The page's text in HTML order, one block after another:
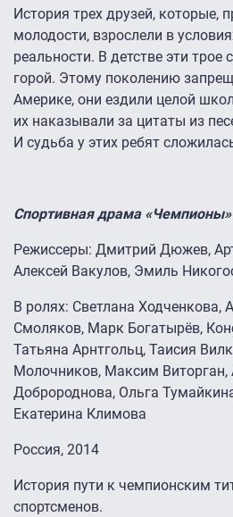
История трех друзей, которые,
молодости, взрослели в
реальности. В детстве эти трое
горой. Этому поколению
Америке, они ездили целой
их наказывали за цитаты из
И судьба у этих ребят
Спортивная драма «Чемпионы»
Режиссеры: Дмитрий Дюжев,
Алексей Вакулов, Эмиль
В ролях: Светлана Ходченкова,
Смоляков, Марк Богатырёв,
Татьяна Арнтгольц, Таисия
Молочников, Максим Виторган,
Добророднова, Ольга
Екатерина Климова
Россия, 2014
История пути к чемпионским
спортсменов.